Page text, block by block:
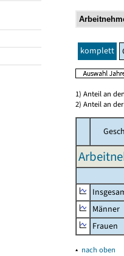
komplett
1) Anteil an
2) Anteil an
Männer
Frauen
▴ nach oben